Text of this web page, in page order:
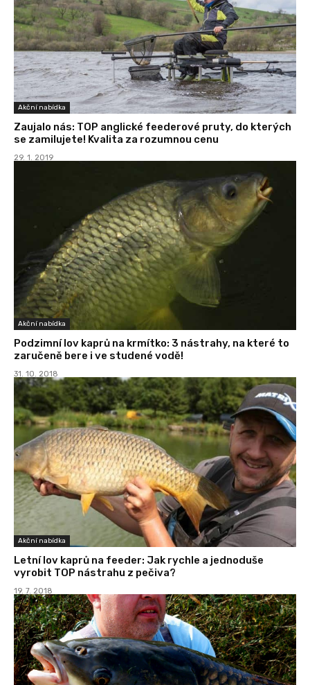
Akční nabídka
Zaujalo nás: TOP anglické feederové pruty, do kterých
se zamilujete! Kvalita za rozumnou cenu
29. 1. 2019
Akční nabídka
Podzimní lov kaprů na krmítko: 3 nástrahy, na které to
zaručeně bere i ve studené vodě!
31. 10. 2018
Akční nabídka
Letní lov kaprů na feeder: Jak rychle a jednoduše
vyrobit TOP nástrahu z pečiva?
19. 7. 2018